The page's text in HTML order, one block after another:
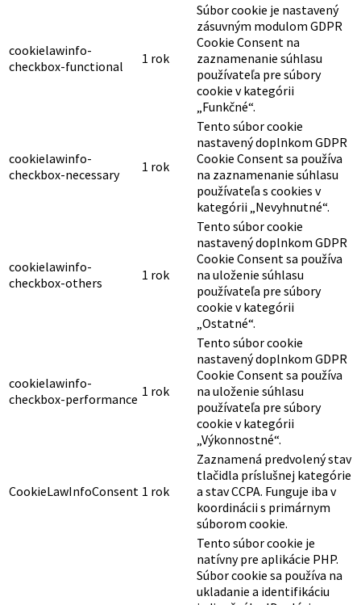
cookielawinfo-
checkbox-functional
1 rok
Súbor cookie je nastavený
zásuvným modulom GDPR
Cookie Consent na
zaznamenanie súhlasu
používateľa pre súbory
cookie v kategórii
„Funkčné“.
cookielawinfo-
checkbox-necessary
1 rok
Tento súbor cookie
nastavený doplnkom GDPR
Cookie Consent sa používa
na zaznamenanie súhlasu
používateľa s cookies v
kategórii „Nevyhnutné“.
cookielawinfo-
checkbox-others
1 rok
Tento súbor cookie
nastavený doplnkom GDPR
Cookie Consent sa používa
na uloženie súhlasu
používateľa pre súbory
cookie v kategórii
„Ostatné“.
cookielawinfo-
checkbox-performance 1 rok
Tento súbor cookie
nastavený doplnkom GDPR
Cookie Consent sa používa
na uloženie súhlasu
používateľa pre súbory
cookie v kategórii
„Výkonnostné“.
CookieLawInfoConsent 1 rok
Zaznamená predvolený stav
tlačidla príslušnej kategórie
a stav CCPA. Funguje iba v
koordinácii s primárnym
súborom cookie.
Tento súbor cookie je
natívny pre aplikácie PHP.
Súbor cookie sa používa na
ukladanie a identifikáciu